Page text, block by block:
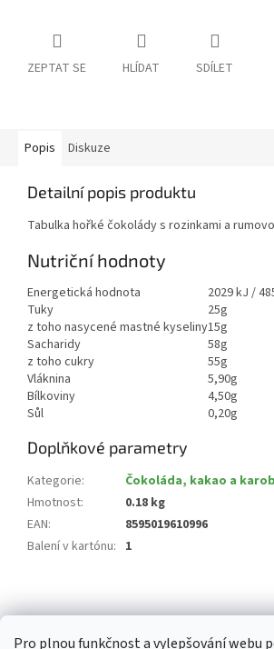
Pro plnou funkčnost a vylepšování webu
ZEPTAT SE HLÍDAT SDÍLET
Popis Diskuze
Detailní popis produktu
Tabulka hořké čokolády s rozinkami a
Nutriční hodnoty
Energetická hodnota
2029 kJ /
Tuky
25g
z toho nasycené mastné kyseliny15g
Sacharidy
58g
z toho cukry
55g
Vláknina
5,90g
Bílkoviny
4,50g
Sůl
0,20g
Doplňkové parametry
Kategorie:
Čokoláda, kakao a karob
Hmotnost:
0.18 kg
EAN:
8595019610996
Balení v kartónu: 1
á